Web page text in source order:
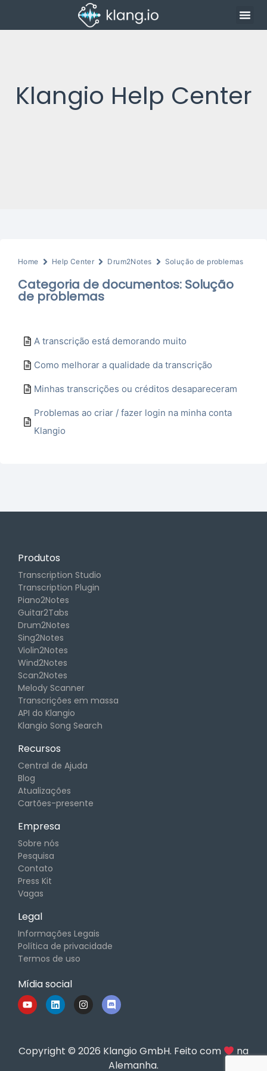
Klangio Help Center
Home Help Center Drum2Notes Solução de problemas
Categoria de documentos: Solução
de problemas
A transcrição está demorando muito
Como melhorar a qualidade da transcrição
Minhas transcrições ou créditos desapareceram
Problemas ao criar / fazer login na minha conta
Klangio
Produtos
Transcription Studio
Transcription Plugin
Piano2Notes
Guitar2Tabs
Drum2Notes
Sing2Notes
Violin2Notes
Wind2Notes
Scan2Notes
Melody Scanner
Transcrições em massa
API do Klangio
Klangio Song Search
Recursos
Central de Ajuda
Blog
Atualizações
Cartões-presente
Empresa
Sobre nós
Pesquisa
Contato
Press Kit
Vagas
Legal
Informações Legais
Política de privacidade
Termos de uso
Mídia social
Copyright © 2026 Klangio GmbH. Feito com
na
Alemanha.